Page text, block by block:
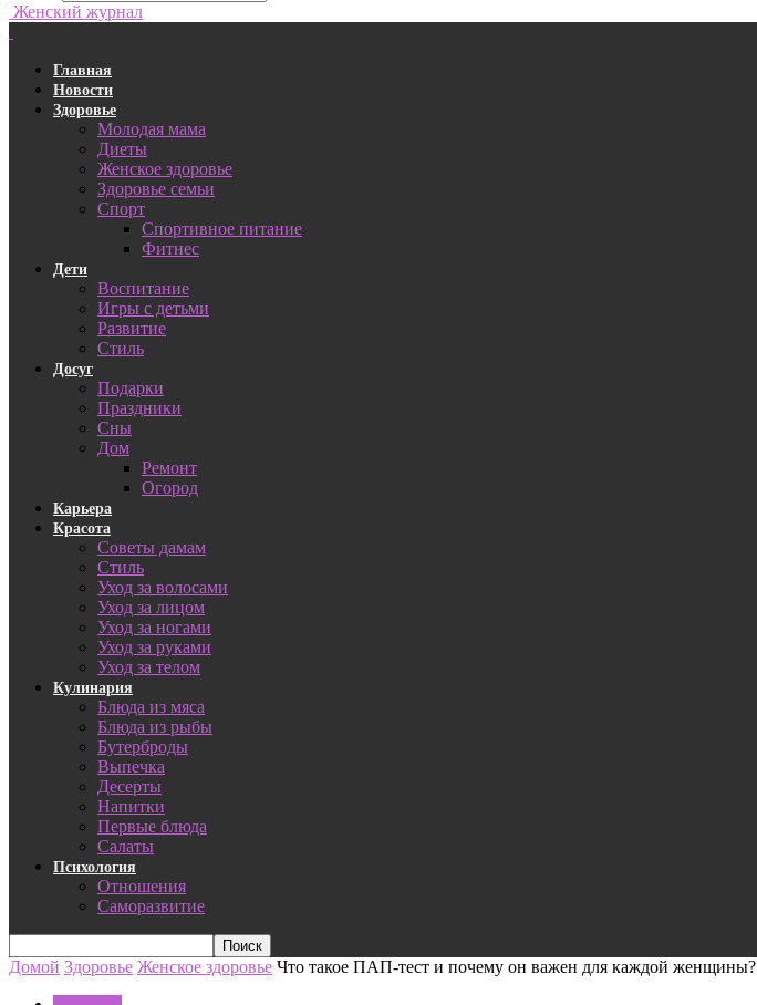
Женский журнал
Главная
Новости
Здоровье
Молодая мама
Диеты
Женское здоровье
Здоровье семьи
Спорт
Спортивное питание
Фитнес
Дети
Воспитание
Игры с детьми
Развитие
Стиль
Досуг
Подарки
Праздники
Сны
Дом
Ремонт
Огород
Карьера
Красота
Советы дамам
Стиль
Уход за волосами
Уход за лицом
Уход за ногами
Уход за руками
Уход за телом
Кулинария
Блюда из мяса
Блюда из рыбы
Бутерброды
Выпечка
Десерты
Напитки
Первые блюда
Салаты
Психология
Отношения
Саморазвитие
Домой Здоровье Женское здоровье Что такое ПАП-тест и почему он важен для каждой женщины?